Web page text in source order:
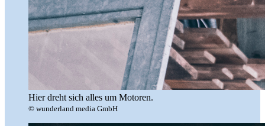
Hier dreht sich alles um Motoren.
© wunderland media GmbH